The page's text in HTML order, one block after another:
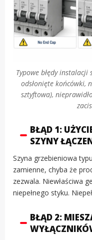
Typowe błędy instalacji
odsłonięte końcówki,
sztyftowa),
BŁĄD 1:
SZYNY
Szyna grzebieniowa
zamienne, chyba że
zezwala. Niewłaściwa
niepełnego styku.
BŁĄD 2: